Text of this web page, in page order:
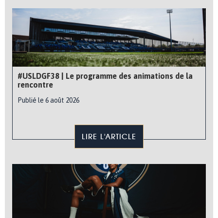
#USLDGF38 | Le programme des animations de la
rencontre
Publié le 6 août 2026
LIRE L'ARTICLE